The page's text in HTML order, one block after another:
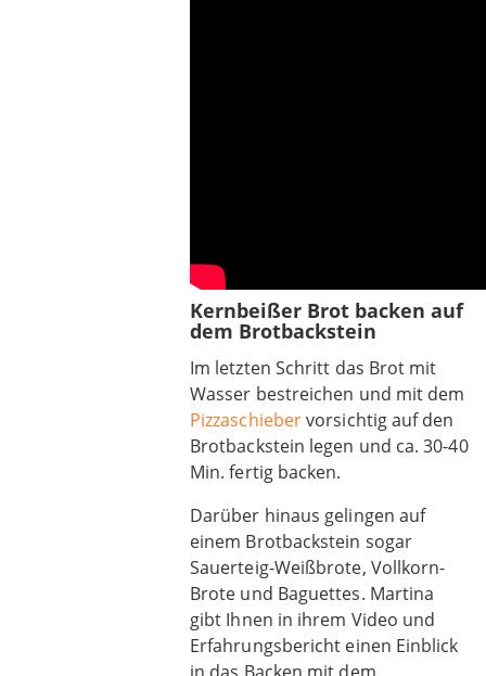
Kernbeißer Brot backen auf
dem Brotbackstein
Im letzten Schritt das Brot mit
Wasser bestreichen und mit dem
Pizzaschiebervorsichtig auf den
Brotbackstein legen und ca. 30-40
Min. fertig backen.
Darüber hinaus gelingen auf
einem Brotbackstein sogar
Sauerteig-Weißbrote, Vollkorn-
Brote und Baguettes. Martina
gibt Ihnen in ihrem Video und
Erfahrungsbericht einen Einblick